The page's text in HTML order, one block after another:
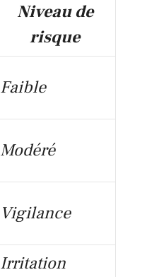
Niveau de
risque
Faible
Modéré
Vigilance
Irritation